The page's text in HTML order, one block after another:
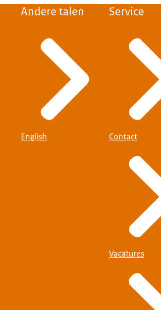
Andere talen
English
Service
Contact
Vacatures